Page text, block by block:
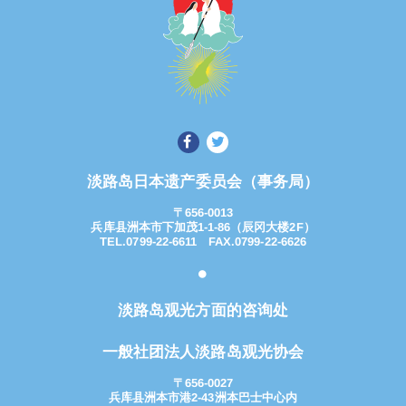
淡路岛日本遗产委员会（事务局）
〒656-0013
兵库县洲本市下加茂1-1-86（辰冈大楼2F）
TEL.0799-22-6611 FAX.0799-22-6626
淡路岛观光方面的咨询处
一般社团法人淡路岛观光协会
〒656-0027
兵库县洲本市港2-43洲本巴士中心内